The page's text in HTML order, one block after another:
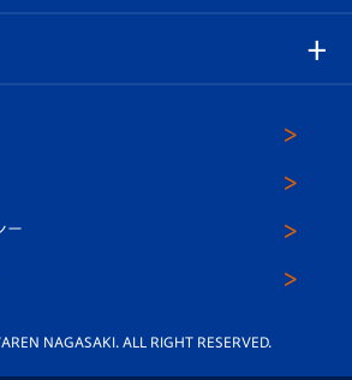
ート
タグラム
ー
NAGASAKI. ALL RIGHT RESERVED.